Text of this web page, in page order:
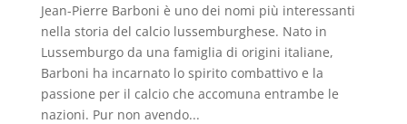
Jean-Pierre Barboni è uno dei nomi più interessanti
nella storia del calcio lussemburghese. Nato in
Lussemburgo da una famiglia di origini italiane,
Barboni ha incarnato lo spirito combattivo e la
passione per il calcio che accomuna entrambe le
nazioni. Pur non avendo...